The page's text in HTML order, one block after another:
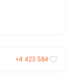
+4 423 584